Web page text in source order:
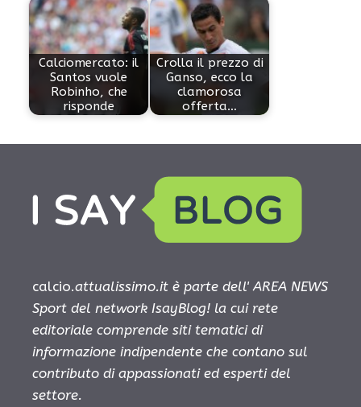
Calciomercato: il
Santos vuole
Robinho, che
risponde
Crolla il prezzo di
Ganso, ecco la
clamorosa
offerta…
calcio.attualissimo.it è parte dell' AREA NEWS
Sport del network IsayBlog! la cui rete
editoriale comprende siti tematici di
informazione indipendente che contano sul
contributo di appassionati ed esperti del
settore.